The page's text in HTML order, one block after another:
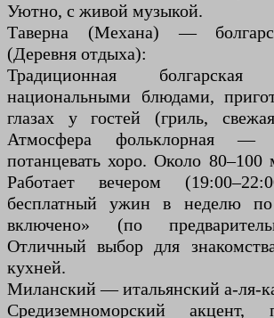
Уютно, с живой музыкой.
Таверна (Механа) —
(Деревня отдыха):
Традиционная
национальными блюдами,
глазах у гостей (гриль,
Атмосфера фольклорная
потанцевать хоро. Около 80–100
Работает вечером
бесплатный ужин в неделю по
включено» (по
Отличный выбор для
кухней.
Миланский — итальянский а-ля-
Средиземноморский акцент,